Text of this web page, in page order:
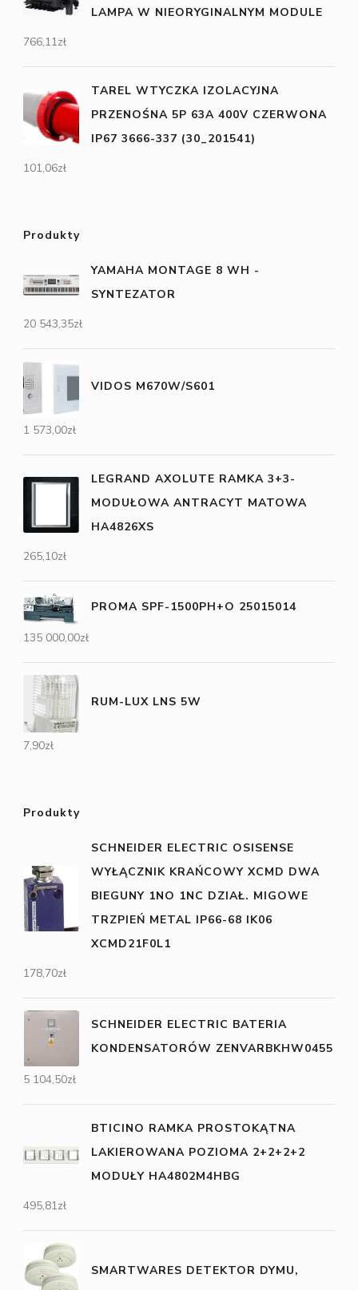
LAMPA W NIEORYGINALNYM MODULE
766,11zł
TAREL WTYCZKA IZOLACYJNA
PRZENOŚNA 5P 63A 400V CZERWONA
IP67 3666-337 (30_201541)
101,06zł
Produkty
YAMAHA MONTAGE 8 WH -
SYNTEZATOR
20 543,35zł
VIDOS M670W/S601
1 573,00zł
LEGRAND AXOLUTE RAMKA 3+3-
MODUŁOWA ANTRACYT MATOWA
HA4826XS
265,10zł
PROMA SPF-1500PH+O 25015014
135 000,00zł
RUM-LUX LNS 5W
7,90zł
Produkty
SCHNEIDER ELECTRIC OSISENSE
WYŁĄCZNIK KRAŃCOWY XCMD DWA
BIEGUNY 1NO 1NC DZIAŁ. MIGOWE
TRZPIEŃ METAL IP66-68 IK06
XCMD21F0L1
178,70zł
SCHNEIDER ELECTRIC BATERIA
KONDENSATORÓW ZENVARBKHW0455
5 104,50zł
BTICINO RAMKA PROSTOKĄTNA
LAKIEROWANA POZIOMA 2+2+2+2
MODUŁY HA4802M4HBG
495,81zł
SMARTWARES DETEKTOR DYMU,